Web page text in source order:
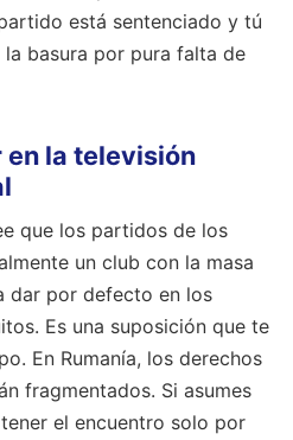
está sentenciado y tú
basura por pura falta de
en la televisión
que los partidos de los
un club con la masa
dar por defecto en los
Es una suposición que te
En Rumanía, los derechos
fragmentados. Si asumes
el encuentro solo por